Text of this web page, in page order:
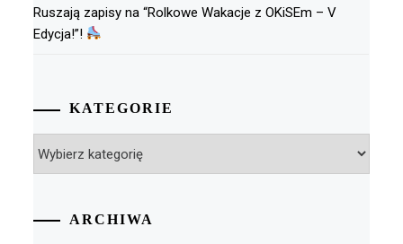
Ruszają zapisy na “Rolkowe Wakacje z OKiSEm – V
Edycja!”!
KATEGORIE
ARCHIWA